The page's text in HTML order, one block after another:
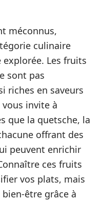
méconnus,
culinaire
Les fruits
sont pas
riches en saveurs
invite à
que la quetsche, la
offrant des
peuvent enrichir
ces fruits
vos plats, mais
être grâce à